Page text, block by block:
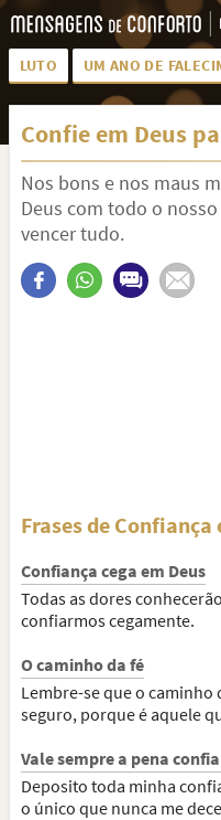
LUTO UM ANO DE
LUTO PARA AMIGA
PÊSAMES PARA AMIGA
MEUS SENTIMENTOS
FRASES DE LUTO PARA AMIGO
Confie em Deus
Nos bons e nos maus
Deus com todo o
vencer tudo.
Frases de
Confiança cega em Deus
Todas as dores
confiarmos cegamente.
O caminho da fé
Lembre-se que o caminho
seguro, porque é aquele
Vale sempre a pena
Deposito toda minha
o único que nunca me